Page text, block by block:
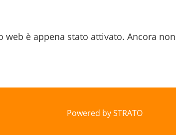
web è appena stato attivato. Ancora
Powered by STRATO